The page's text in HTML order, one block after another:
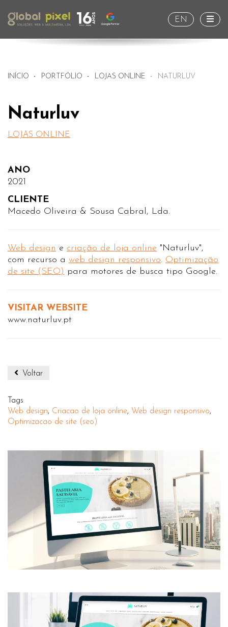
EN
INÍCIO PORTFÓLIO LOJAS ONLINE NATURLUV
Naturluv
LOJAS ONLINE
ANO
2021
CLIENTE
Macedo Oliveira & Sousa Cabral, Lda.
Web design e criação de loja online "Naturluv",
com recurso a web design responsivo. Optimização
de site (SEO) para motores de busca tipo Google.
VISITAR WEBSITE
www.naturluv.pt
Voltar
Tags
Web design, Criacao de loja online, Web design responsivo,
Optimizacao de site (seo)